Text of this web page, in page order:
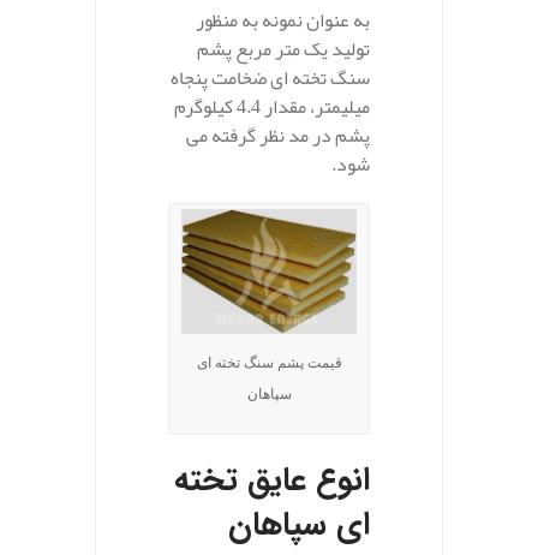
به عنوان نمونه به منظور
تولید یک متر مربع پشم
سنگ تخته ای ضخامت پنجاه
میلیمتر، مقدار 4.4 کیلوگرم
پشم در مد نظر گرفته می
شود.
قیمت پشم سنگ تخته ای
سپاهان
انوع عایق تخته
ای سپاهان